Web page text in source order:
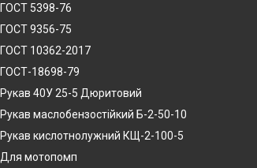
ГОСТ 5398-76
ГОСТ 9356-75
ГОСТ 10362-2017
ГОСТ-18698-79
Рукав 40У 25-5 Дюритовий
Рукав маслобензостійкий Б-2-50-10
Рукав кислотнолужний КЩ-2-100-5
Для мотопомп